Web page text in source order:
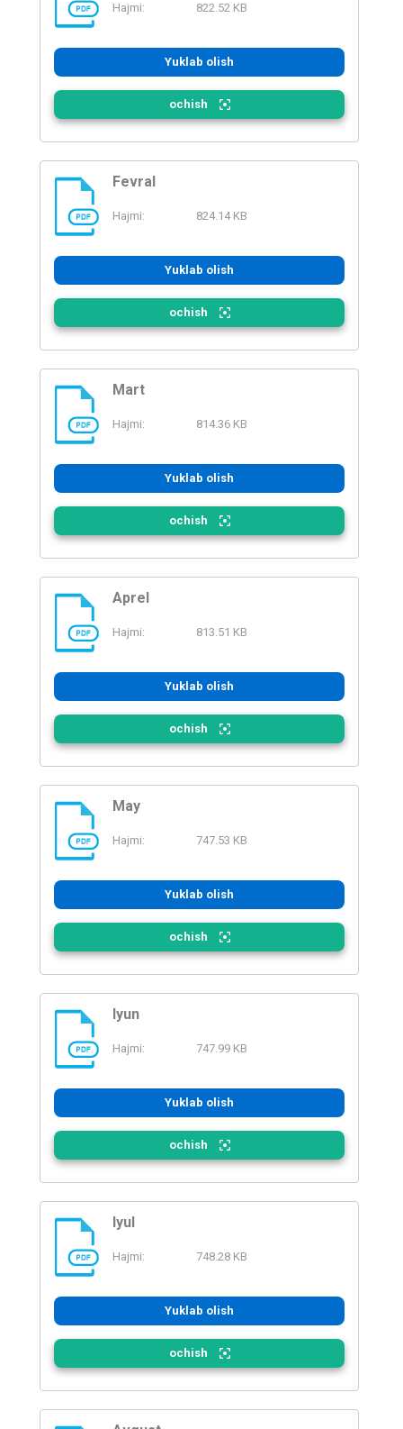
PDF
Hajmi: 822.52 KB
Yuklab olish
ochish
PDF
Fevral
Hajmi: 824.14 KB
Yuklab olish
ochish
PDF
Mart
Hajmi: 814.36 KB
Yuklab olish
ochish
PDF
Aprel
Hajmi: 813.51 KB
Yuklab olish
ochish
PDF
May
Hajmi: 747.53 KB
Yuklab olish
ochish
PDF
Iyun
Hajmi: 747.99 KB
Yuklab olish
ochish
PDF
Iyul
Hajmi: 748.28 KB
Yuklab olish
ochish